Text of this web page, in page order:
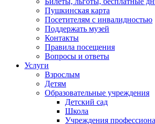
Пушкинская карта
Посетителям с инвалидностью
Поддержать музей
Контакты
Правила посещения
Вопросы и ответы
Услуги
Взрослым
Детям
Образовательные учреждения
Детский сад
Школа
Учреждения